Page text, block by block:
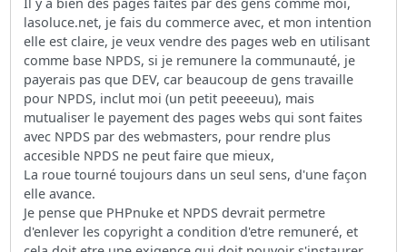
lasoluce.net, je fais du commerce avec, et mon intention
elle est claire, je veux vendre des pages web en utilisant
comme base NPDS, si je remunere la communauté, je
payerais pas que DEV, car beaucoup de gens travaille
pour NPDS, inclut moi (un petit peeeeuu), mais
mutualiser le payement des pages webs qui sont faites
avec NPDS par des webmasters, pour rendre plus
accesible NPDS ne peut faire que mieux,
La roue tourné toujours dans un seul sens, d'une façon
elle avance.
Je pense que PHPnuke et NPDS devrait permetre
d'enlever les copyright a condition d'etre remuneré, et